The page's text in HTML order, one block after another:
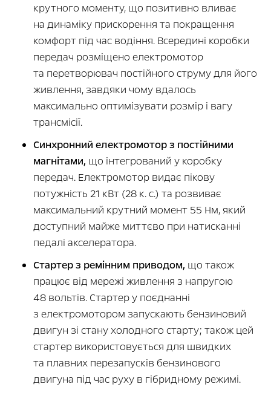
крутного моменту, що позитивно вливає
на динаміку прискорення та покращення
комфорт під час водіння. Всередині коробки
передач розміщено електромотор
та перетворювач постійного струму для його
живлення, завдяки чому вдалось
максимально оптимізувати розмір і вагу
трансмісії.
Синхронний електромотор з постійними
магнітами, що інтегрований у коробку
передач. Електромотор видає пікову
потужність 21 кВт (28 к. с.) та розвиває
максимальний крутний момент 55 Нм, який
доступний майже миттєво при натисканні
педалі акселератора.
Стартер з ремінним приводом, що також
працює від мережі живлення з напругою
48 вольтів. Стартер у поєднанні
з електромотором запускають бензиновий
двигун зі стану холодного старту; також цей
стартер використовується для швидких
та плавних перезапусків бензинового
двигуна під час руху в гібридному режимі.